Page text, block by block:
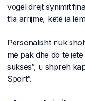
vogël drejt synimit
t’ia arrijmë, këtë ia
Personalisht nuk
më pak dhe do të
sukses”, u shpreh
Sport”.